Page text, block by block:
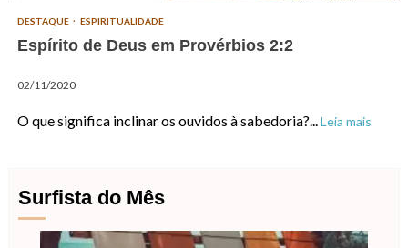
DESTAQUE ESPIRITUALIDADE
Espírito de Deus em Provérbios 2:2
02/11/2020
O que significa inclinar os ouvidos à sabedoria?...Leia mais
Surfista do Mês